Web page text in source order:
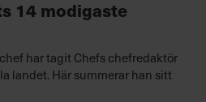
14 modigaste
har tagit Chefs chefredaktör
landet. Här summerar han sitt